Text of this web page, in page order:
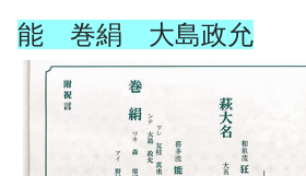
能 巻絹 大島政允